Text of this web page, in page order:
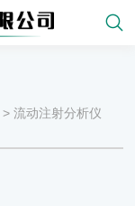
>流动注射分析仪